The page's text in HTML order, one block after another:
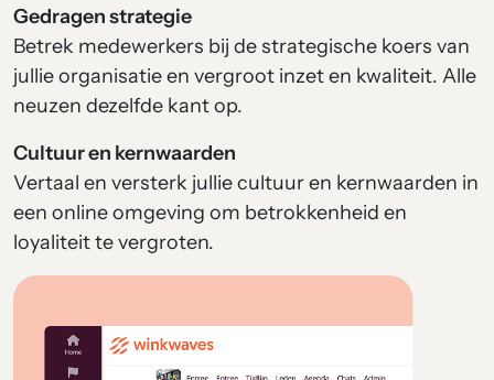
Gedragen strategie
Betrek medewerkers bij de strategische koers van
jullie organisatie en vergroot inzet en kwaliteit. Alle
neuzen dezelfde kant op.
Cultuur en kernwaarden
Vertaal en versterk jullie cultuur en kernwaarden in
een online omgeving om betrokkenheid en
loyaliteit te vergroten.